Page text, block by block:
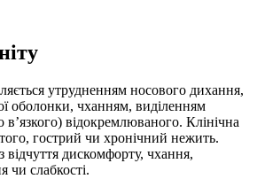
утрудненням носового дихання,
оболонки, чханням, виділенням
в’язкого) відокремлюваного. Клінічна
гострий чи хронічний нежить.
відчуття дискомфорту, чхання,
чи слабкості.